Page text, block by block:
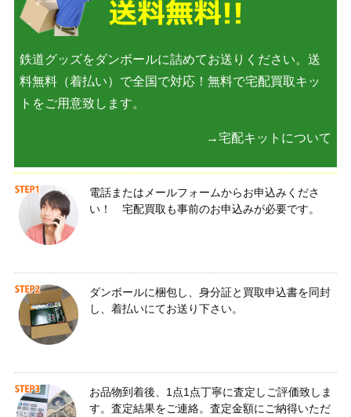
鉄道グッズをダンボールに詰めてお送りください。送
料無料（着払い）で全国で対応！無料で宅配買取キッ
トをご用意致します。
→宅配キットについて
電話またはメールフォームからお申込みくださ
い！ 宅配買取も事前のお申込みが必要です。
ダンボールに梱包し、身分証と買取申込書を同封
し、着払いにてお送り下さい。
お品物到着後、1点1点丁寧に査定しご評価致しま
す。査定結果をご連絡。査定金額にご納得いただ